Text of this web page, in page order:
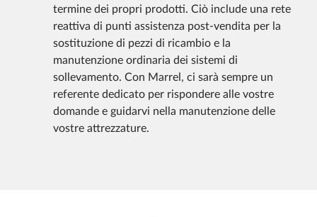
termine dei propri prodotti. Ciò include una rete
reattiva di punti assistenza post-vendita per la
sostituzione di pezzi di ricambio e la
manutenzione ordinaria dei sistemi di
sollevamento. Con Marrel, ci sarà sempre un
referente dedicato per rispondere alle vostre
domande e guidarvi nella manutenzione delle
vostre attrezzature.